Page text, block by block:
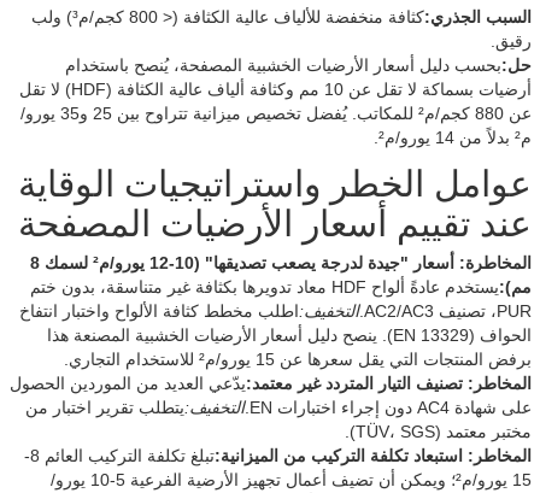
السبب الجذري:
كثافة منخفضة للألياف عالية الكثافة (< 800 كجم/م³) ولب
رقيق.
حل:بحسب دليل أسعار الأرضيات الخشبية المصفحة، يُنصح باستخدام
أرضيات بسماكة لا تقل عن 10 مم وكثافة ألياف عالية الكثافة (HDF) لا تقل
عن 880 كجم/م² للمكاتب. يُفضل تخصيص ميزانية تتراوح بين 25 و35 يورو/
م² بدلاً من 14 يورو/م².
عوامل الخطر واستراتيجيات الوقاية
عند تقييم أسعار الأرضيات المصفحة
المخاطرة: أسعار "جيدة لدرجة يصعب تصديقها" (10-12 يورو/م² لسمك 8
مم):
يستخدم عادةً ألواح HDF معاد تدويرها بكثافة غير متناسقة، بدون ختم
PUR، تصنيف AC2/AC3.
التخفيف:اطلب مخطط كثافة الألواح واختبار انتفاخ
الحواف (EN 13329). ينصح دليل أسعار الأرضيات الخشبية المصنعة هذا
برفض المنتجات التي يقل سعرها عن 15 يورو/م² للاستخدام التجاري.
المخاطر: تصنيف التيار المتردد غير معتمد:يدّعي العديد من الموردين الحصول
على شهادة AC4 دون إجراء اختبارات EN.
التخفيف:يتطلب تقرير اختبار من
مختبر معتمد (TÜV، SGS).
المخاطر: استبعاد تكلفة التركيب من الميزانية:
تبلغ تكلفة التركيب العائم 8-
15 يورو/م²؛ ويمكن أن تضيف أعمال تجهيز الأرضية الفرعية 5-10 يورو/